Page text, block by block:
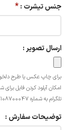
جنس تیشرت :*
ارسال تصویر :
برای چاپ عکس یا طرح
امکان آپلود کردن فایل
تلگرام به شماره 09108700047 ارسال نمایید.
توضیحات سفارش :